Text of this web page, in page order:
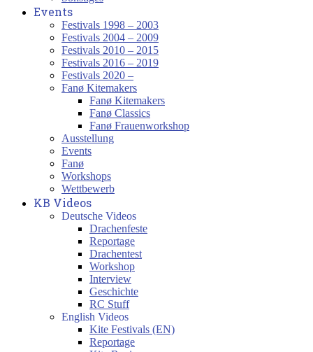
Events
Festivals 1998 – 2003
Festivals 2004 – 2009
Festivals 2010 – 2015
Festivals 2016 – 2019
Festivals 2020 –
Fanø Kitemakers
Fanø Kitemakers
Fanø Classics
Fanø Frauenworkshop
Ausstellung
Events
Fanø
Workshops
Wettbewerb
KB Videos
Deutsche Videos
Drachenfeste
Reportage
Drachentest
Workshop
Interview
Geschichte
RC Stuff
English Videos
Kite Festivals (EN)
Reportage